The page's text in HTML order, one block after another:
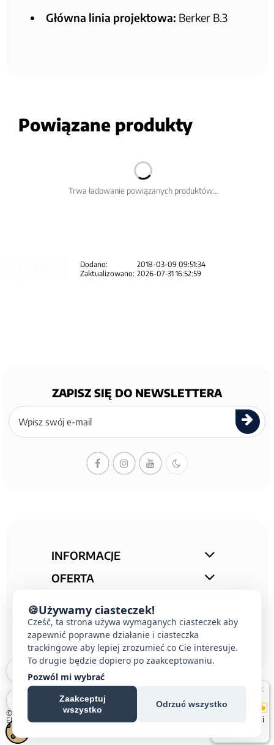
Główna linia projektowa: Berker B.3
Powiązane produkty
Trwa ładowanie powiązanych produktów...
Dodano:
2018-03-09 09:51:34
Zaktualizowano: 2026-07-31 16:52:59
ZAPISZ SIĘ DO NEWSLETTERA
Zapisz
się
newslettera
INFORMACJE
OFERTA
KONTAKT
© 2026 E-DOMUS |Kontakt Simon
Electric|Wideodomofon EURA| All rights reserved
🍪Używamy ciasteczek!
Cześć, ta strona używa wymaganych ciasteczek aby
zapewnić poprawne działanie i ciasteczka
trackingowe aby lepiej zrozumieć co Cie interesuje.
To drugie będzie dopiero po zaakceptowaniu.
Pozwól mi wybrać
Zaakceptuj
wszystko
Odrzuć wszystko